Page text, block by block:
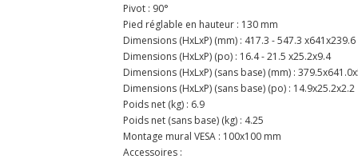
Pivot : 90°
Pied réglable en hauteur : 130 mm
Dimensions (HxLxP) (mm) : 417.3 - 547.3 x641x239.6
Dimensions (HxLxP) (po) : 16.4 - 21.5 x25.2x9.4
Dimensions (HxLxP) (sans base) (mm) :
Dimensions (HxLxP) (sans base) (po) : 14.9x25.2x2.2
Poids net (kg) : 6.9
Poids net (sans base) (kg) : 4.25
Montage mural VESA : 100x100 mm
Accessoires :